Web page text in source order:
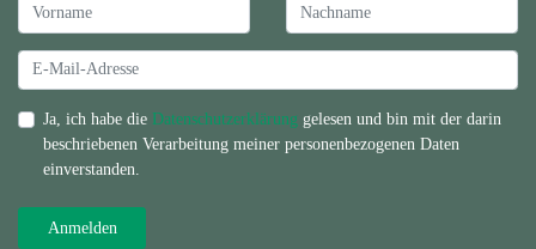
Ja, ich habe die Datenschutzerklärung gelesen und bin mit der darin
beschriebenen Verarbeitung meiner personenbezogenen Daten
einverstanden.